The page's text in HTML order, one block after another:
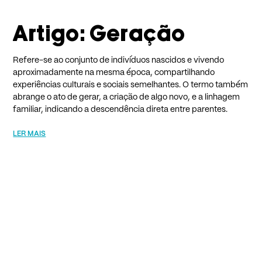
Artigo: Geração
Refere-se ao conjunto de indivíduos nascidos e vivendo
aproximadamente na mesma época, compartilhando
experiências culturais e sociais semelhantes. O termo também
abrange o ato de gerar, a criação de algo novo, e a linhagem
familiar, indicando a descendência direta entre parentes.
LER MAIS